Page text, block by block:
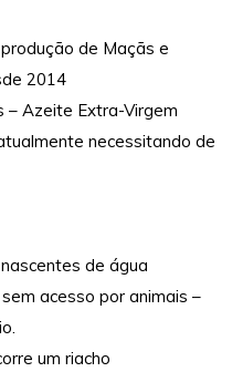
de Maçãs e
2014
– Azeite Extra-Virgem
necessitando de
de água
acesso por animais –
um riacho